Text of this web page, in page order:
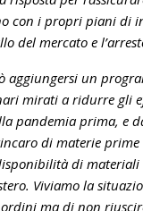
con i propri piani di
del mercato e
aggiungersi un
mirati a ridurre gli
pandemia prima, e
di materie prime
di materiali
Viviamo la
ma di non